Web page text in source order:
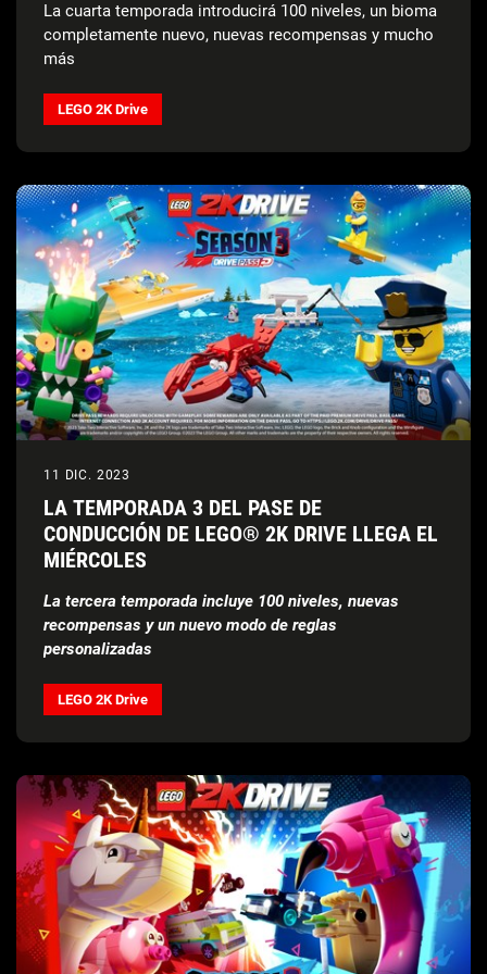
La cuarta temporada introducirá 100 niveles, un bioma
completamente nuevo, nuevas recompensas y mucho
más
LEGO 2K Drive
11 DIC. 2023
LA TEMPORADA 3 DEL PASE DE
CONDUCCIÓN DE LEGO® 2K DRIVE LLEGA EL
MIÉRCOLES
La tercera temporada incluye 100 niveles, nuevas
recompensas y un nuevo modo de reglas
personalizadas
LEGO 2K Drive